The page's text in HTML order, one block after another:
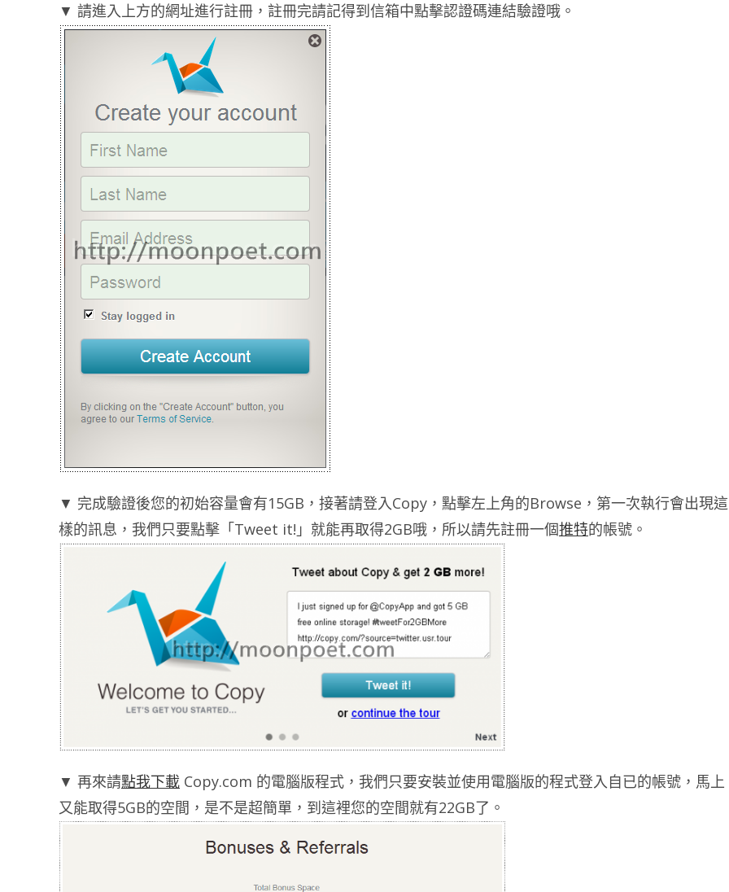
▼ 請進入上方的網址進行註冊，註冊完請記得到信箱中點擊認證碼連結驗證哦。
▼ 完成驗證後您的初始容量會有15GB，接著請登入Copy，點擊左上角的Browse，第一次執行會出現這
樣的訊息，我們只要點擊「Tweet it!」就能再取得2GB哦，所以請先註冊一個推特的帳號。
▼ 再來請點我下載 Copy.com 的電腦版程式，我們只要安裝並使用電腦版的程式登入自已的帳號，馬上
又能取得5GB的空間，是不是超簡單，到這裡您的空間就有22GB了。